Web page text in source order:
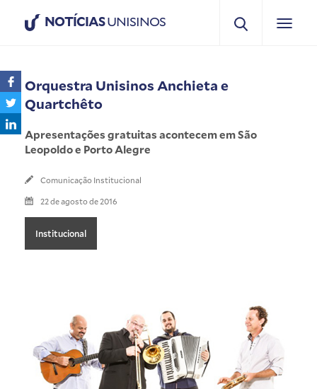
NOTÍCIASUNISINOS
Orquestra Unisinos Anchieta e
Quartchêto
Apresentações gratuitas acontecem em São
Leopoldo e Porto Alegre
Comunicação Institucional
22 de agosto de 2016
Institucional